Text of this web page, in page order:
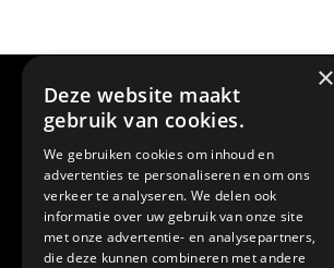
Showroom Venloseweg 11B
5975 PS Sevenum
Geopend op afspraak
×
Deze website maakt
gebruik van cookies.
We gebruiken cookies om inhoud en
advertenties te personaliseren en om ons
verkeer te analyseren. We delen ook
informatie over uw gebruik van onze site
met onze advertentie- en analysepartners,
die deze kunnen combineren met andere